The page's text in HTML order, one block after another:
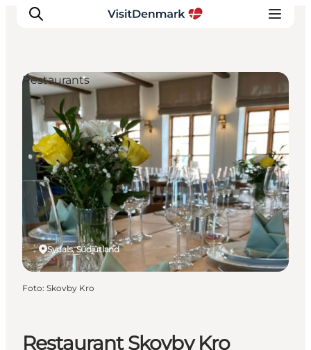
Inspiration
Regionen
Erlebnisse
Unterkünfte
Reiseplanung
Restaurant Skovby Kro
Sydals, Südjütland
Restaurants
Foto: Skovby Kro